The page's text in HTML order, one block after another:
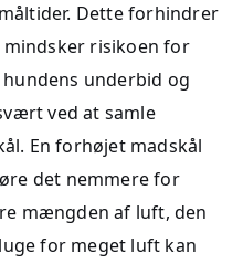
Dette forhindrer
risikoen for
underbid og
ved at samle
En forhøjet madskål
det nemmere for
mængden af luft, den
for meget luft kan